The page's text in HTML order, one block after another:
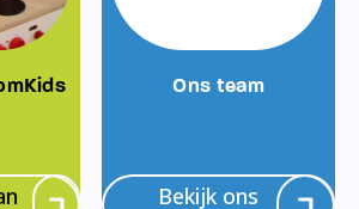
Ons team
Bekijk ons